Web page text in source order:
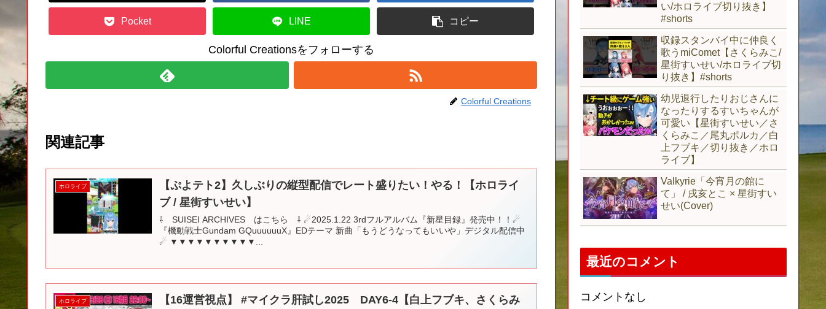
Pocket LINE コピー
Colorful Creationsをフォローする
Colorful Creations
関連記事
ホロライブ
【ぷよテト2】久しぶりの縦型配信でレート盛りたい！やる！【ホロライ
ブ / 星街すいせい】
⇩ SUISEI ARCHIVES はこちら ⇩ ☄2025.1.22 3rdフルアルバム『新星目録』発売中！！☄
『機動戦士Gundam GQuuuuuuX』EDテーマ 新曲「もうどうなってもいいや」デジタル配信中
☄ ▼▼▼▼▼▼▼▼▼▼...
ホロライブ
【16運営視点】 #マイクラ肝試し2025 DAY6-4【白上フブキ、さくらみ
い/ホロライブ切り抜き】
#shorts
収録スタンバイ中に仲良く
歌うmiComet【さくらみこ/
星街すいせい/ホロライブ切
り抜き】#shorts
幼児退行したりおじさんに
なったりするすいちゃんが
可愛い【星街すいせい／さ
くらみこ／尾丸ポルカ／白
上フブキ／切り抜き／ホロ
ライブ】
Valkyrie「今宵月の館に
て」 / 戌亥とこ × 星街すい
せい(Cover)
最近のコメント
コメントなし